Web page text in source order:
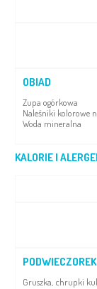
OBIAD
Zupa ogórkowa
Naleśniki kolorowe
Woda mineralna
KALORIE I
PODWIECZOREK
Gruszka, chrupki